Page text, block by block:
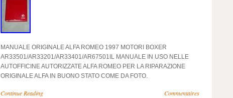
MANUALE ORIGINALE ALFA ROMEO 1997 MOTORI BOXER
AR33501/AR33201/AR33401/AR67501IL MANUALE IN USO NELLE
AUTOFFICINE AUTORIZZATE ALFA ROMEO PER LA RIPARAZIONE
ORIGINALE ALFA IN BUONO STATO COME DA FOTO.
Continue Reading
Commentaires